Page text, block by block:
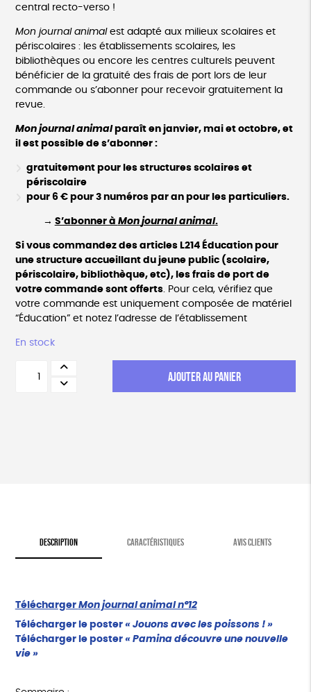
central recto-verso !
Mon journal animal est adapté aux milieux scolaires et
périscolaires : les établissements scolaires, les
bibliothèques ou encore les centres culturels peuvent
bénéficier de la gratuité des frais de port lors de leur
commande ou s’abonner pour recevoir gratuitement la
revue.
Mon journal animal paraît en janvier, mai et octobre, et
il est possible de s’abonner :
gratuitement pour les structures scolaires et
périscolaire
pour 6 € pour 3 numéros par an pour lesparticuliers.
→ S’abonner à Mon journal animal.
Si vous commandez des articles L214 Éducation pour
une structure accueillant du jeune public (scolaire,
périscolaire, bibliothèque, etc), les frais de port de
votre commande sont offerts. Pour cela, vérifiez que
votre commande est uniquement composée de matériel
“Éducation” et notez l’adresse de l’établissement
En stock
AJOUTER AU PANIER
DESCRIPTION CARACTÉRISTIQUES AVIS CLIENTS
Télécharger Mon journal animal n°12
Télécharger le poster « Jouons avec les poissons ! »
Télécharger le poster « Pamina découvre une nouvelle
vie »